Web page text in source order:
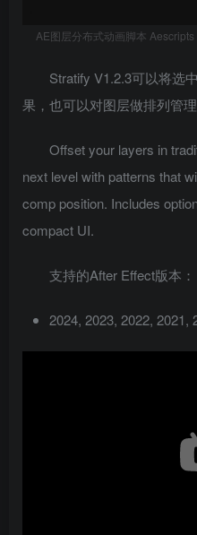
AE图层分布式动画脚本
Stratify V1.2.3可以将选
果，也可以对图层做排列管
Offset your layers in
next level with patterns that
comp position. Includes
compact UI.
支持的After Effect版本：
2024, 2023, 2022, 2021,